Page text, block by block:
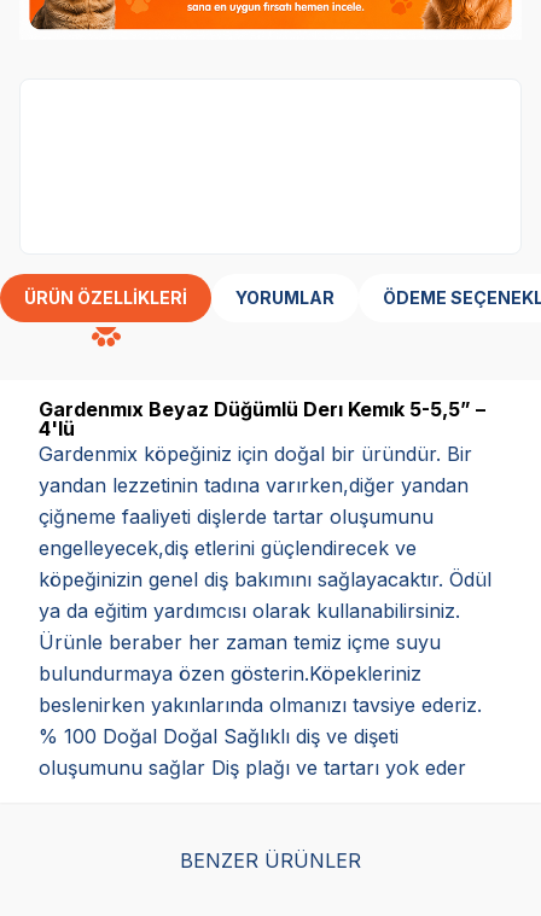
ÜRÜN ÖZELLIKLERI YORUMLAR ÖDEME
Gardenmıx Beyaz Düğümlü Derı Kemık 5-5,5” –
4'lü
Gardenmix köpeğiniz için doğal bir üründür. Bir
yandan lezzetinin tadına varırken,diğer yandan
çiğneme faaliyeti dişlerde tartar oluşumunu
engelleyecek,diş etlerini güçlendirecek ve
köpeğinizin genel diş bakımını sağlayacaktır. Ödül
ya da eğitim yardımcısı olarak kullanabilirsiniz.
Ürünle beraber her zaman temiz içme suyu
bulundurmaya özen gösterin.Köpekleriniz
beslenirken yakınlarında olmanızı tavsiye ederiz.
% 100 Doğal Doğal Sağlıklı diş ve dişeti
oluşumunu sağlar Diş plağı ve tartarı yok eder
BENZER ÜRÜNLER